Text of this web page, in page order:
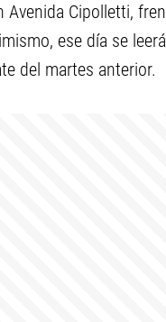
Cipolletti,
ese día se
del martes anterior.